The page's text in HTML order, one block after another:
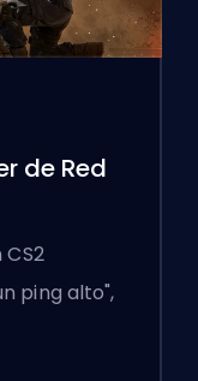
de Red
ping alto",